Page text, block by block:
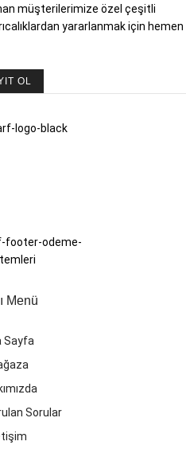
müşterilerimize özel çeşitli
yararlanmak için hemen
OL
Menü
Sayfa
Sorular